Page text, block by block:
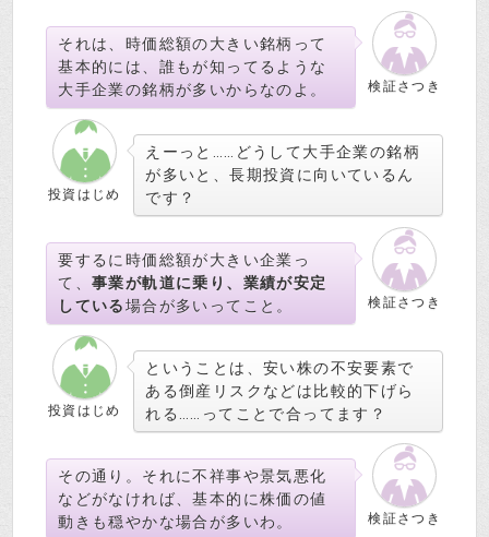
検証さつき
それは、時価総額の大きい銘柄って
基本的には、誰もが知ってるような
大手企業の銘柄が多いからなのよ。
投資はじめ
えーっと……どうして大手企業の銘柄
が多いと、長期投資に向いているん
です？
検証さつき
要するに時価総額が大きい企業っ
て、事業が軌道に乗り、業績が安定
している場合が多いってこと。
投資はじめ
ということは、安い株の不安要素で
ある倒産リスクなどは比較的下げら
れる……ってことで合ってます？
検証さつき
その通り。それに不祥事や景気悪化
などがなければ、基本的に株価の値
動きも穏やかな場合が多いわ。